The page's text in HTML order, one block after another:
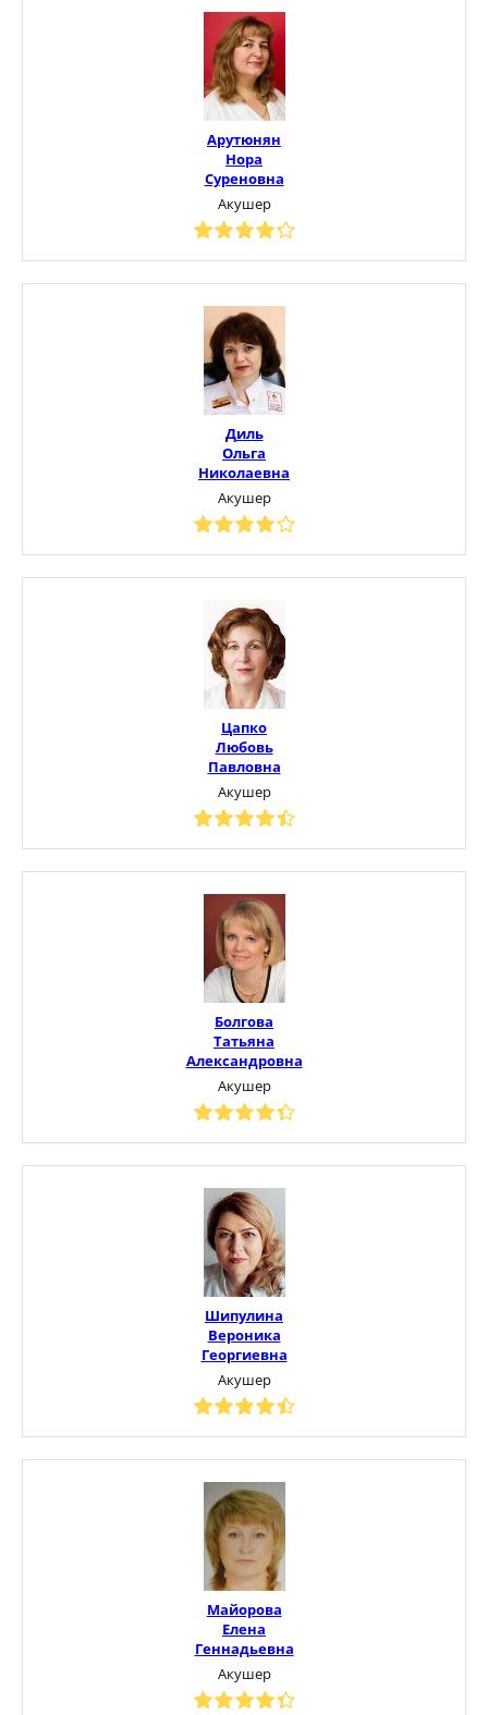
Арутюнян
Нора
Суреновна
Акушер
Диль
Ольга
Николаевна
Акушер
Цапко
Любовь
Павловна
Акушер
Болгова
Татьяна
Александровна
Акушер
Шипулина
Вероника
Георгиевна
Акушер
Майорова
Елена
Геннадьевна
Акушер